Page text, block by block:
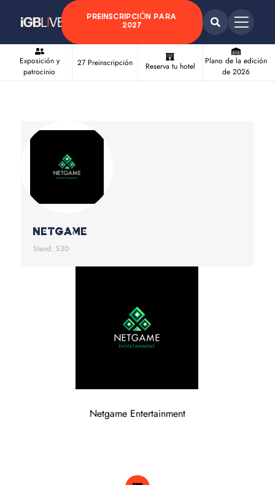
PREINSCRIPCIÓN PARA
2027
Exposición y
patrocinio
27 Preinscripción Reserva tu hotel
Plano de la edición
de 2026
NetGame
Stand: S30
Netgame Entertainment